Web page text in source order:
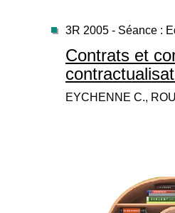
3R 2005 - Séance :
Contrats et
EYCHENNE C.,